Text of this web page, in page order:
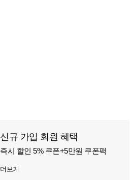
신규 가입 회원 혜택
즉시 할인 5% 쿠폰+5만원 쿠폰팩
더보기